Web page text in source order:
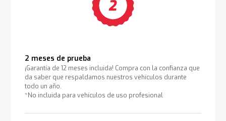
2 meses de prueba
¡Garantía de 12 meses incluida! Compra con la confianza que
da saber que respaldamos nuestros vehículos durante
todo un año.
*No incluida para vehículos de uso profesional